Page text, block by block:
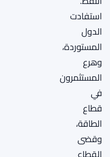
استفادت
الدول
المستوردة،
وهرع
المستثمرون
في
قطاع
الطاقة،
وقضى